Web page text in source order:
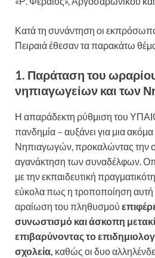
Κατά τη συνάντηση οι
Πειραιά έθεσαν τα παρακάτω
1. Παράταση του
νηπιαγωγείων και των
Η απαράδεκτη ρύθμιση του
πανδημία – αυξάνει για μια
Νηπιαγωγών, προκαλώντας την
αγανάκτηση των συναδέλφων.
με την εκπαιδευτική
εύκολα πως η τροποποίηση αυτή
αραίωση του πληθυσμού
συνωστισμό και άσκοπη
επιβαρύνοντας το
σχολεία, καθώς οι δυο